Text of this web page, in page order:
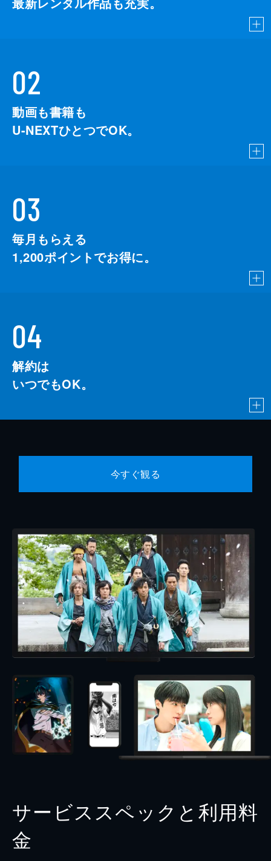
02
動画も書籍も
U-NEXTひとつでOK。
03
毎月もらえる
1,200ポイントでお得に。
04
解約は
いつでもOK。
今すぐ観る
サービススペックと利用料
金